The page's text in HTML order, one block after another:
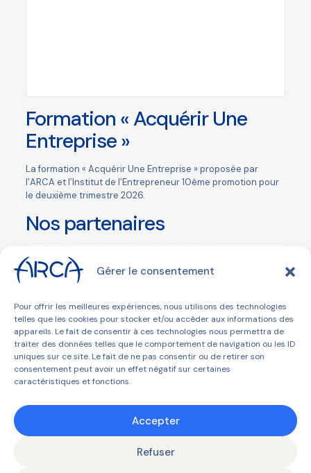
Gérer le consentement
Pour offrir les meilleures expériences, nous utilisons des technologies
telles que les cookies pour stocker et/ou accéder aux informations des
appareils. Le fait de consentir à ces technologies nous permettra de
traiter des données telles que le comportement de navigation ou les ID
uniques sur ce site. Le fait de ne pas consentir ou de retirer son
consentement peut avoir un effet négatif sur certaines
caractéristiques et fonctions.
Accepter
Refuser
Formation « Acquérir Une
Entreprise »
La formation « Acquérir Une Entreprise » proposée par
l’ARCA et l’Institut de l’Entrepreneur10ème promotion pour
le deuxième trimestre 2026.
Nos partenaires
Navigation
Évènement
« 5) Valoriser la
cible
7) Plan de
financement et